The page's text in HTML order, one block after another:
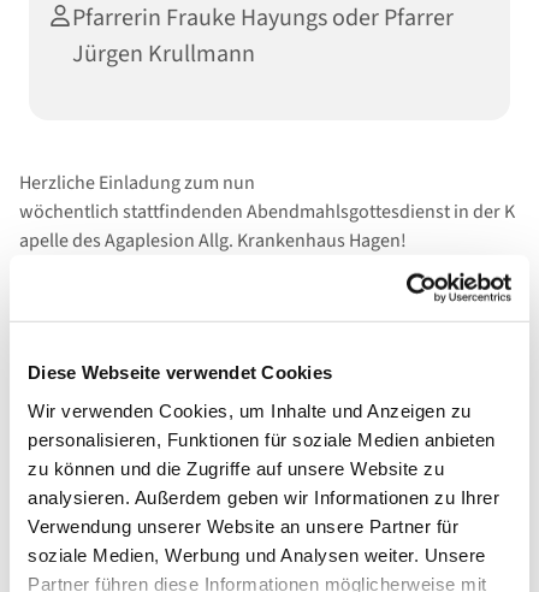
Diese Webseite verwendet Cookies
Wir verwenden Cookies, um Inhalte und Anzeigen zu
personalisieren, Funktionen für soziale Medien anbieten
zu können und die Zugriffe auf unsere Website zu
analysieren. Außerdem geben wir Informationen zu Ihrer
Verwendung unserer Website an unsere Partner für
soziale Medien, Werbung und Analysen weiter. Unsere
Partner führen diese Informationen möglicherweise mit
Pfarrerin Frauke Hayungs oder Pfarrer
Jürgen Krullmann
Herzliche Einladung zum nun
wöchentlich stattfindenden Abendmahlsgottesdienst in der K
apelle des Agaplesion Allg. Krankenhaus Hagen!